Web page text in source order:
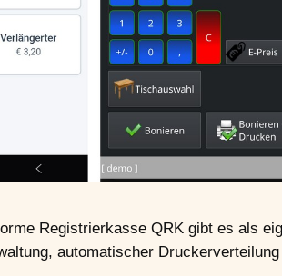
Registrierkasse QRK gibt es als
automatischer